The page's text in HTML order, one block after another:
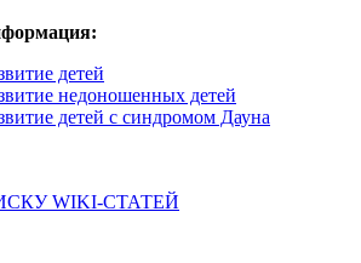
детей
недоношенных детей
детей с синдромом Дауна
WIKI-СТАТЕЙ